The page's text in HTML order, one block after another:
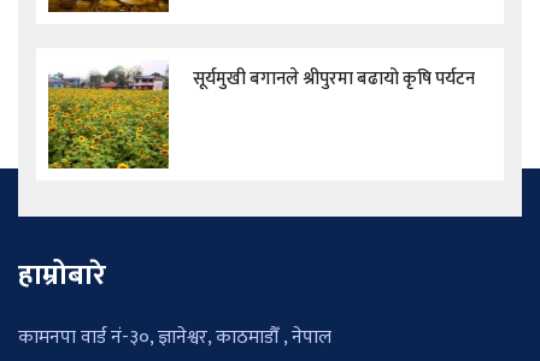
सूर्यमुखी बगानले श्रीपुरमा बढायो कृषि पर्यटन
हाम्रोबारे
कामनपा वार्ड नं-३०, ज्ञानेश्वर, काठमाडौँ , नेपाल